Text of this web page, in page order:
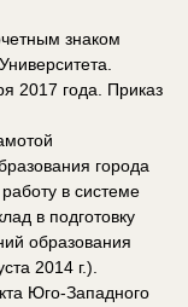
знаком
2017 года. Приказ
города
в системе
в подготовку
образования
2014 г.).
Юго-Западного